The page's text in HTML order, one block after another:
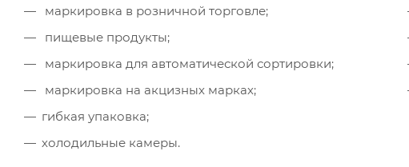
маркировка в розничной торговле;
пищевые продукты;
маркировка для автоматической сортировки;
маркировка на акцизных марках;
гибкая упаковка;
холодильные камеры.